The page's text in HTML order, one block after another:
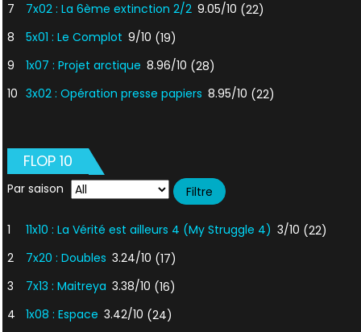
7
7x02 : La 6ème extinction 2/2 9.05/10 (22)
8
5x01 : Le Complot 9/10 (19)
9
1x07 : Projet arctique 8.96/10 (28)
10 3x02 : Opération presse papiers 8.95/10 (22)
FLOP 10
Par saison
1 11x10 : La Vérité est ailleurs 4 (My Struggle 4) 3/10 (22)
2
7x20 : Doubles 3.24/10 (17)
3
7x13 : Maitreya 3.38/10 (16)
4
1x08 : Espace 3.42/10 (24)